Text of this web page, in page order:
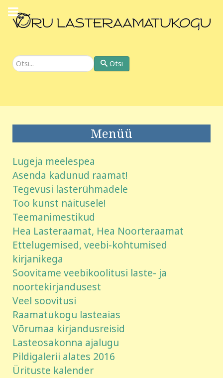
Otsi Otsi
Menüü
Lugeja meelespea
Asenda kadunud raamat!
Tegevusi lasterühmadele
Too kunst näitusele!
Teemanimestikud
Hea Lasteraamat, Hea Noorteraamat
Ettelugemised, veebi-kohtumised
kirjanikega
Soovitame veebikoolitusi laste- ja
noortekirjandusest
Veel soovitusi
Raamatukogu lasteaias
Võrumaa kirjandusreisid
Lasteosakonna ajalugu
Pildigalerii alates 2016
Ürituste kalender